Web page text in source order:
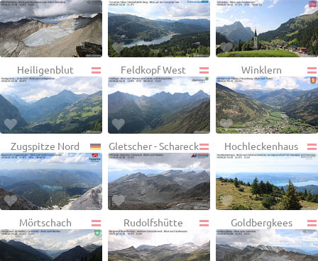
Heiligenblut Feldkopf West Winklern
Zugspitze Nord Gletscher - Schareck Hochleckenhaus
Mörtschach Rudolfshütte Goldbergkees